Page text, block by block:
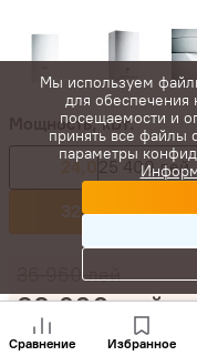
Мощность, кВт:
24,0 25 400 лей
32,033 600 лей
лей
33 600лей
Сравнение Избранное
Мы используем
для обеспечения
посещаемости и
принять все файлы
параметры